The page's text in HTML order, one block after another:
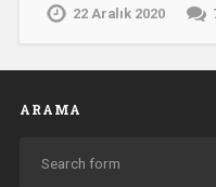
22 Aralık 2020
ARAMA